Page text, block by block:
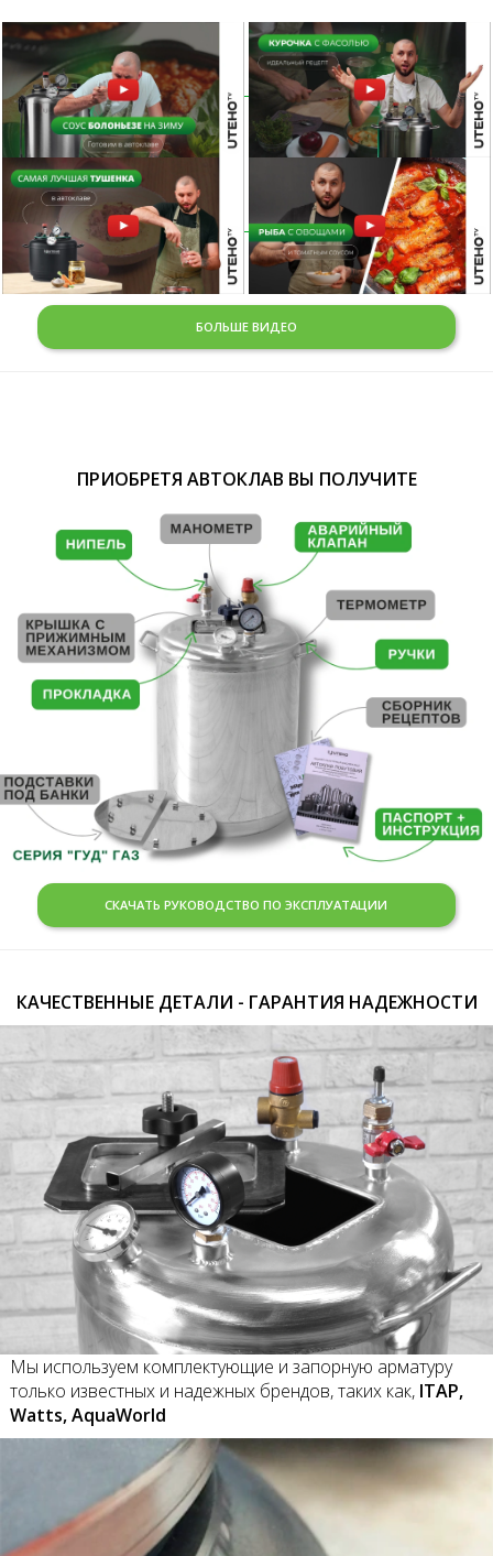
БОЛЬШЕ ВИДЕО
ПРИОБРЕТЯ АВТОКЛАВ ВЫ ПОЛУЧИТЕ
СКАЧАТЬ РУКОВОДСТВО ПО ЭКСПЛУАТАЦИИ
КАЧЕСТВЕННЫЕ ДЕТАЛИ - ГАРАНТИЯ НАДЕЖНОСТИ
Мы используем комплектующие и запорную арматуру
только известных и надежных брендов, таких как, ITAP,
Watts, AquaWorld